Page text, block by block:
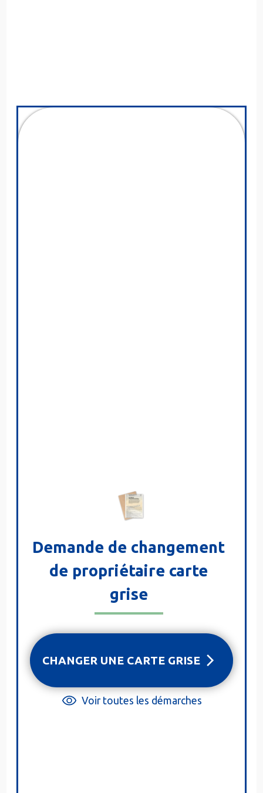
Demande de changement
de propriétaire carte
grise
CHANGER UNE CARTE GRISE
Voir toutes les démarches